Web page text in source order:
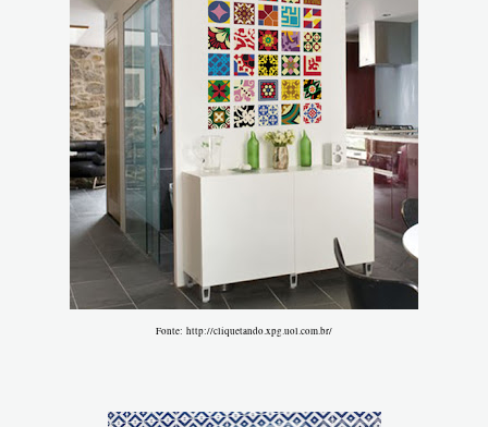
Fonte: http://cliquetando.xpg.uol.com.br/